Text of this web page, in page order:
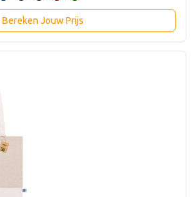
Bereken Jouw Prijs